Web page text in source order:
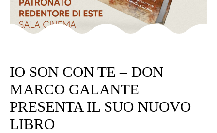
IO SON CON TE – DON
MARCO GALANTE
PRESENTA IL SUO NUOVO
LIBRO